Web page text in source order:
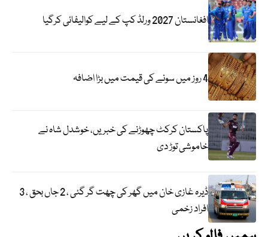
افغانستان 2027 ورلڈ کپ کے لیے کوالیفائی کرگیا
4 روز میں سونے کی قیمت میں بڑا اضافہ
پاکستان کرکٹ چھوڑنے کی خبریں، خوشدل شاہ نے
خاموشی توڑ دی
ڈیرہ غازی خان میں گھر کی چھت گر گئی ، 2 جاں بحق ، 3
افراد زخمی